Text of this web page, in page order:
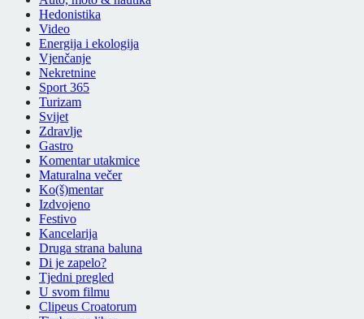
Hedonistika
Video
Energija i ekologija
Vjenčanje
Nekretnine
Sport 365
Turizam
Svijet
Zdravlje
Gastro
Komentar utakmice
Maturalna večer
Ko(š)mentar
Izdvojeno
Festivo
Kancelarija
Druga strana baluna
Di je zapelo?
Tjedni pregled
U svom filmu
Clipeus Croatorum